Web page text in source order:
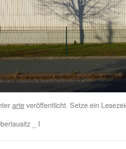
arteveröffentlicht. Setze ein
_ I